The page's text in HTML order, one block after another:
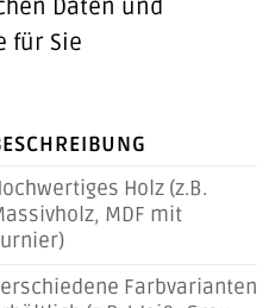
Daten und
für Sie
Holz (z.B.
MDF mit
Farbvarianten